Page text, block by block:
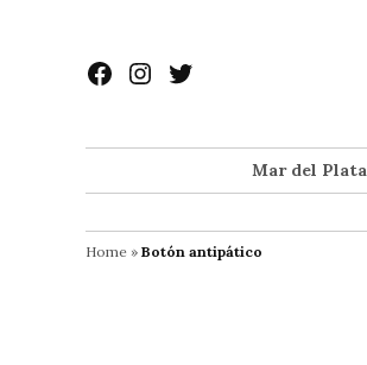
contenido
Facebook
Instagram
Twitter
Mar del Plata
Home » Botón antipático